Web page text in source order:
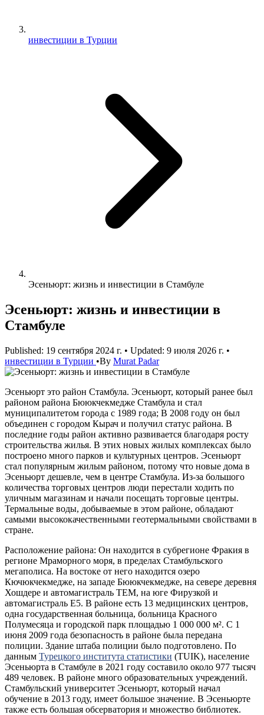
инвестиции в Турции
Эсеньюрт: жизнь и инвестиции в Стамбуле
Эсеньюрт: жизнь и инвестиции в
Стамбуле
Published: 19 сентября 2024 г. • Updated: 9 июля 2026 г. •
инвестиции в Турции •By Murat Padar
Эсеньюрт это район Стамбула. Эсеньюрт, который ранее был
районом района Бююкчекмедже Стамбула и стал
муниципалитетом города с 1989 года; В 2008 году он был
объединен с городом Кырач и получил статус района. В
последние годы район активно развивается благодаря росту
строительства жилья. В этих новых жилых комплексах было
построено много парков и культурных центров. Эсеньюрт
стал популярным жилым районом, потому что новые дома в
Эсеньюрт дешевле, чем в центре Стамбула. Из-за большого
количества торговых центров люди перестали ходить по
уличным магазинам и начали посещать торговые центры.
Термальные воды, добываемые в этом районе, обладают
самыми высококачественными геотермальными свойствами в
стране.
Расположение района: Он находится в субрегионе Фракия в
регионе Мраморного моря, в пределах Стамбульского
мегаполиса. На востоке от него находится озеро
Кючюкчекмедже, на западе Бююкчекмедже, на севере деревня
Хошдере и автомагистраль TEM, на юге Фирузкой и
автомагистраль Е5. В районе есть 13 медицинских центров,
одна государственная больница, больница Красного
Полумесяца и городской парк площадью 1 000 000 м². С 1
июня 2009 года безопасность в районе была передана
полиции. Здание штаба полиции было подготовлено. По
данным Турецкого института статистики (TUIK), население
Эсеньюрта в Стамбуле в 2021 году составило около 977 тысяч
489 человек. В районе много образовательных учреждений.
Стамбульский университет Эсеньюрт, который начал
обучение в 2013 году, имеет большое значение. В Эсеньюрте
также есть большая обсерватория и множество библиотек.